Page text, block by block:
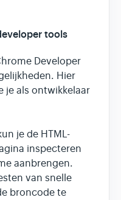
tools
Developer
Hier
je als ontwikkelaar
je de HTML-
inspecteren
aanbrengen.
van snelle
broncode te